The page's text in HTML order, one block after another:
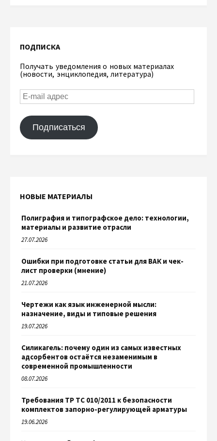
ПОДПИСКА
Получать уведомления о новых материалах
(новости, энциклопедия, литература)
Подписаться
НОВЫЕ МАТЕРИАЛЫ
Полиграфия и типографское дело: технологии,
материалы и развитие отрасли
27.07.2026
Ошибки при подготовке статьи для ВАК и чек-
лист проверки (мнение)
21.07.2026
Чертежи как язык инженерной мысли:
назначение, виды и типовые решения
19.07.2026
Силикагель: почему один из самых известных
адсорбентов остаётся незаменимым в
современной промышленности
08.07.2026
Требования ТР ТС 010/2011 к безопасности
комплектов запорно-регулирующей арматуры
19.06.2026